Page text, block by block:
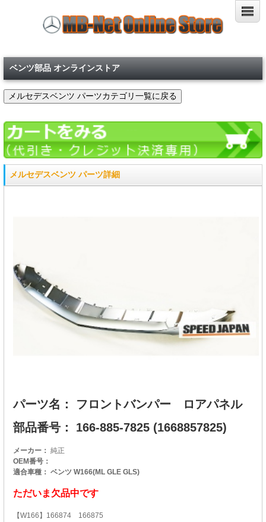
ベンツ部品 オンラインストア
メルセデスベンツ パーツ詳細
パーツ名： フロントバンパー ロアパネル
部品番号： 166-885-7825 (1668857825)
メーカー： 純正
OEM番号：
適合車種： ベンツ W166(ML GLE GLS)
ただいま欠品中です
【W166】166874 166875